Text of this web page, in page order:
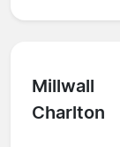
Millwall
Charlton